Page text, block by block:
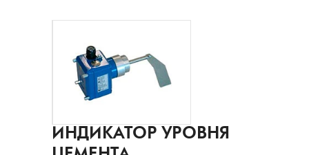
ИНДИКАТОР УРОВНЯ